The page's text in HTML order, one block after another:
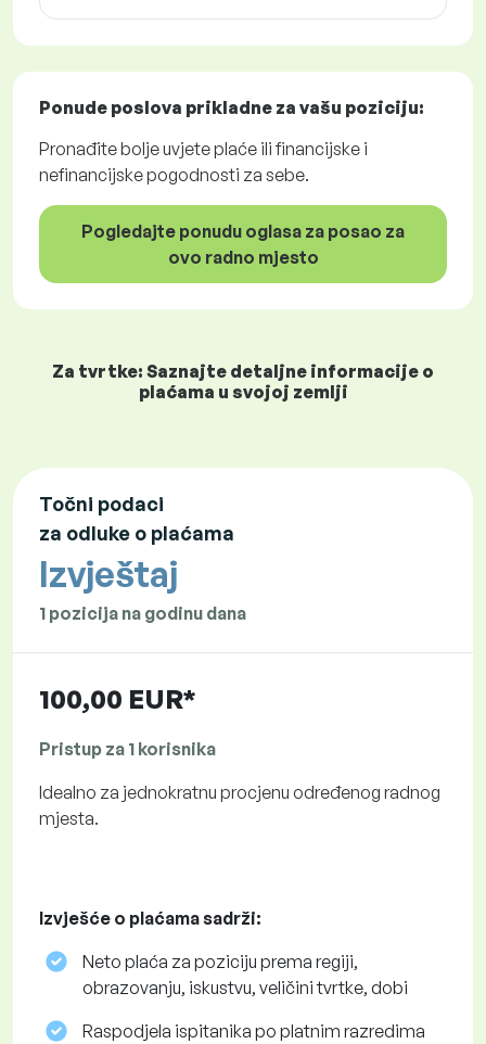
Ponude poslova prikladne za vašu poziciju:
Pronađite bolje uvjete plaće ili financijske i
nefinancijske pogodnosti za sebe.
Pogledajte ponudu oglasa za posao za
ovo radno mjesto
Za tvrtke: Saznajte detaljne informacije o
plaćama u svojoj zemlji
Točni podaci
za odluke o plaćama
Izvještaj
1 pozicija na godinu dana
100,00 EUR*
Pristup za 1 korisnika
Idealno za jednokratnu procjenu određenog radnog
mjesta.
Izvješće o plaćama sadrži:
Neto plaća za poziciju prema regiji,
obrazovanju, iskustvu, veličini tvrtke, dobi
Raspodjela ispitanika po platnim razredima